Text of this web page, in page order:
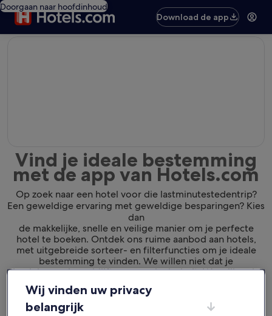
Doorgaan naar hoofdinhoud
Download de app
Vind je ideale bestemming
met de app van Hotels.com
Op zoek naar een hotel voor die lastminutestedentrip?
Een geweldige ervaring met geweldige besparingen? Kies
dan
de makkelijke, snelle en veilige manier om je perfecte
hotel te boeken. Ontdek ons ruime aanbod aan hotels,
met uitgebreide sorteer- en filterfuncties om je ideale
bestemming te vinden. We willen niet dat je
de plek waar je verblijft gewoon leuk vindt. We willen dat
je het geweldig vindt.
Beschikbaar voor iOS en Android
Wij vinden uw privacy
belangrijk